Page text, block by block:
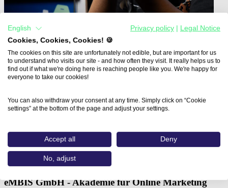
Home
Social Ads Seminar (eMBIS…
Social Ads Seminar
eMBIS GmbH - Akademie für Online Marketing
English Privacy policy
Legal Notice
Cookies, Cookies, Cookies! 🍪
The cookies on this site are unfortunately not edible, but are important for us
to understand who visits our site - and how often they visit. It really helps us to
find out if what we're doing here is reaching people like you. We're happy for
everyone to take our cookies!
You can also withdraw your consent at any time. Simply click on “Cookie
settings” at the bottom of the page and adjust your settings.
Accept all Deny
No, adjust